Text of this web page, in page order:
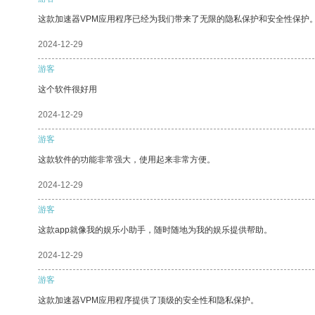
这款加速器VPM应用程序已经为我们带来了无限的隐私保护和安全性保护
2024-12-29
游客
这个软件很好用
2024-12-29
游客
这款软件的功能非常强大，使用起来非常方便。
2024-12-29
游客
这款app就像我的娱乐小助手，随时随地为我的娱乐提供帮助。
2024-12-29
游客
这款加速器VPM应用程序提供了顶级的安全性和隐私保护。